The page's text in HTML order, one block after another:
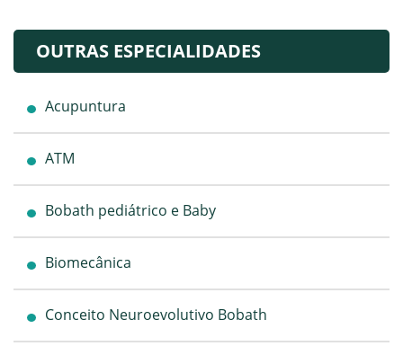
OUTRAS ESPECIALIDADES
Acupuntura
ATM
Bobath pediátrico e Baby
Biomecânica
Conceito Neuroevolutivo Bobath